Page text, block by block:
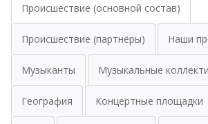
Происшествие (основной состав)
Происшествие (партнёры) Наши
Музыканты Музыкальные
География Концертные площадки